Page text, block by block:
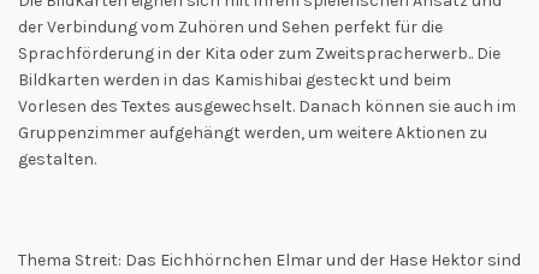
der Verbindung vom Zuhören und Sehen perfekt für die
Sprachförderung in der Kita oder zum Zweitspracherwerb.. Die
Bildkarten werden in das Kamishibai gesteckt und beim
Vorlesen des Textes ausgewechselt. Danach können sie auch im
Gruppenzimmer aufgehängt werden, um weitere Aktionen zu
gestalten.
Thema Streit: Das Eichhörnchen Elmar und der Hase Hektor sind